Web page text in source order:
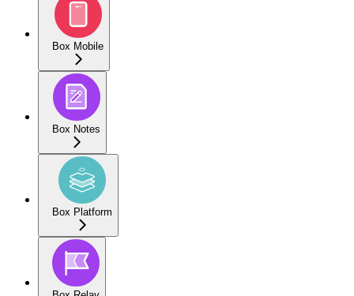
Box Mobile
Box Notes
Box Platform